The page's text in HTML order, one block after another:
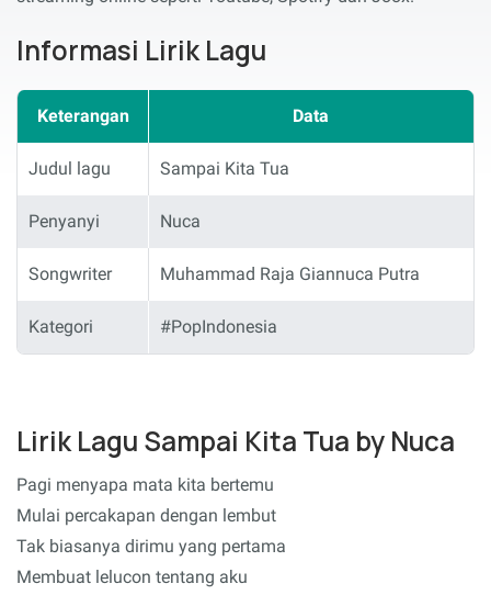
Informasi Lirik Lagu
Keterangan Data
Judul lagu Sampai Kita Tua
Penyanyi Nuca
Songwriter Muhammad Raja Giannuca Putra
Kategori #PopIndonesia
Lirik Lagu Sampai Kita Tua by Nuca
Pagi menyapa mata kita bertemu
Mulai percakapan dengan lembut
Tak biasanya dirimu yang pertama
Membuat lelucon tentang aku